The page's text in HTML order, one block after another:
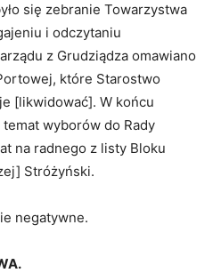
się zebranie Towarzystwa
i odczytaniu
z Grudziądza omawiano
które Starostwo
[likwidować]. W końcu
wyborów do Rady
na radnego z listy Bloku
Stróżyński.
negatywne.